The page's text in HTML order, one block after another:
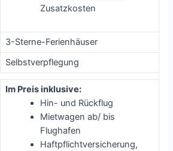
Zusatzkosten
3-Sterne-Ferienhäuser
Selbstverpflegung
Im Preis inklusive:
Hin- und Rückflug
Mietwagen ab/ bis
Flughafen
Haftpflichtversicherung,